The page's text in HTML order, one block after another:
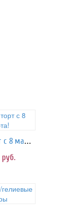
Бенто торт с 8 марта!
руб.